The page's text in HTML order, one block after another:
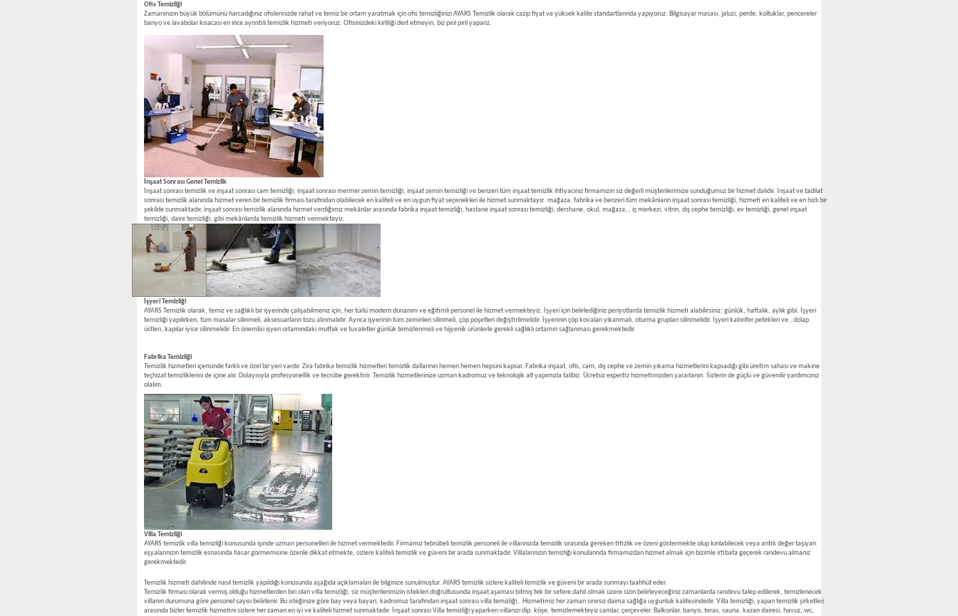
Ofis Temizliği
Zamanınızın büyük bölümünü harcadığınız ofislerinizde rahat ve temiz bir ortam yaratmak için ofis temizliğinizi AYARS Temizlik olarak cazip fiyat ve yüksek kalite standartlarında yapıyoruz. Bilgisayar masası, jaluzi, perde, koltuklar, pencereler
banyo ve lavabolar kısacası en ince ayrıntılı temizlik hizmeti veriyoruz. Ofisinizdeki kirliliği dert etmeyin, biz pırıl pırıl yaparız.
İnşaat Sonrası Genel Temizlik
İnşaat sonrası temizlik ve inşaat sonrası cam temizliği, inşaat sonrası mermer zemin temizliği, inşaat zemin temizliği ve benzeri tüm inşaat temizlik ihtiyacınız firmamızın siz değerli müşterilerimize sunduğumuz bir hizmet dalıdır. İnşaat ve tadilat
sonrası temizlik alanında hizmet veren bir temizlik firması tarafından olabilecek en kaliteli ve en uygun fiyat seçenekleri ile hizmet sunmaktayız. mağaza, fabrika ve benzeri tüm mekânların inşaat sonrası temizliği, hizmeti en kaliteli ve en hızlı bir
şekilde sunmaktadır, inşaat sonrası temizlik alanında hizmet verdiğimiz mekânlar arasında fabrika inşaat temizliği, hastane inşaat sonrası temizliği, dershane, okul, mağaza, , iş merkezi, vitrin, dış cephe temizliği, ev temizliği, genel inşaat
temizliği, daire temizliği, gibi mekânlarda temizlik hizmeti vermekteyiz.
İşyeri Temizliği
AYARS Temizlik olarak, temiz ve sağlıklı bir işyerinde çalışabilmeniz için, her türlü modern donanım ve eğitimli personel ile hizmet vermekteyiz. İşyeri için belirlediğiniz periyotlarda temizlik hizmeti alabilirsiniz: günlük, haftalık, aylık gibi. İşyeri
temizliği yapılırken, tüm masalar silinmeli, aksesuarların tozu alınmalıdır. Ayrıca işyerinin tüm zeminleri silinmeli, çöp poşetleri değiştirilmelidir. İşyerinin çöp kovaları yıkanmalı, oturma grupları silinmelidir. İşyeri kalorifer petekleri ve , dolap
üstleri, kapılar iyice silinmelidir. En önemlisi işyeri ortamındaki mutfak ve tuvaletler günlük temizlenmeli ve hijyenik ürünlerle gerekli sağlıklı ortamın sağlanması gerekmektedir.
Fabrika Temizliği
Temizlik hizmetleri içerisinde farklı ve özel bir yeri vardır. Zira fabrika temizlik hizmetleri temizlik dallarının hemen hemen hepsini kapsar. Fabrika inşaat, ofis, cam, dış cephe ve zemin yıkama hizmetlerini kapsadığı gibi üretim sahası ve makine
teçhizat temizliklerini de içine alır. Dolayısıyla profesyonellik ve tecrübe gerektirir. Temizlik hizmetlerinize uzman kadromuz ve teknolojik alt yapımızla talibiz. Ücretsiz expertiz hizmetimizden yararlanın. Sizlerin de güçlü ve güvenilir yardımcınız
olalım.
Villa Temizliği
AYARS temizlik villa temizliği konusunda işinde uzman personelleri ile hizmet vermektedir. Firmamız tebrübeli temizlik personeli ile villarınızda temizlik sırasında gereken titizlik ve özeni göstermekte olup kırılabilecek veya antik değer taşıyan
eşyalarınızın temizlik esnasında hasar görmemisine özenle dikkat etmekte, sizlere kaliteli temizlik ve güveni bir arada sunmaktadır. Villalarınızın temizliği konularında firmamızdan hizmet almak için bizimle irtibata geçerek randevu almanız
gerekmektedir.
Temizlik hizmeti dahilinde nasıl temizlik yapıldığı konusunda aşağıda açıklamaları ile bilginize sunulmuştur. AYARS temizlik sizlere kaliteli temizlik ve güveni bir arada sunmayı taahhüt eder.
Temizlik firması olarak vermiş olduğu hizmetlerden biri olan villa temizliği, siz müşterilerimizin istekleri doğrultusunda inşaat aşaması bitmiş tek bir sefere dahil olmak üzere sizin belirleyeceğiniz zamanlarda randevu talep edilerek, temizlenecek
villanın durumuna göre personel sayısı belirlenir. Bu isteğinize göre bay veya bayan, kadromuz tarafından inşaat sonrası villa temizliği,. Hizmetimiz her zaman sınırsız daima sağlığa uygunluk kalitesindedir. Villa temizliği, yapan temizlik şirketleri
arasında bizler temizlik hizmetini sizlere her zaman en iyi ve kaliteli hizmet sunmaktadır. İnşaat sonrası Villa temizliği yaparken villanızı dip, köşe, temizlemekteyiz camlar, çerçeveler. Balkonlar, banyo, teras, sauna, kazan dairesi, havuz, wc,